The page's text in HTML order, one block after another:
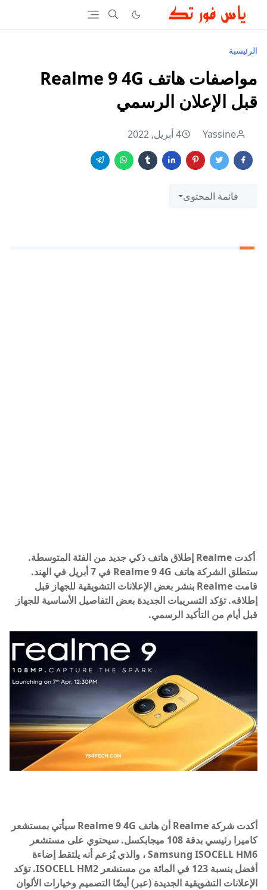
الرئيسية
مواصفات هاتف Realme 9 4G
قبل الإعلان الرسمي
Yassine 4 أبريل, 2022
قائمة المحتوى
أكدت Realme إطلاق هاتف ذكي جديد من الفئة المتوسطة.
ستطلق الشركة هاتف Realme 9 4G في 7 أبريل في الهند.
قامت Realme بنشر بعض الإعلانات التشويقية للجهاز قبل
إطلاقه. تؤكد التسريبات الجديدة بعض التفاصيل الأساسية للجهاز
قبل أيام من التأكيد الرسمي.
أكدت شركة Realme أن هاتف Realme 9 4G سيأتي بمستشعر
كاميرا رئيسي بدقة 108 ميجابكسل. سيحتوي على مستشعر
Samsung ISOCELL HM6 ، والذي يُزعم أنه يلتقط إضاءة
أفضل بنسبة 123 في المائة من مستشعر ISOCELL HM2. تؤكد
الإعلانات التشويقية الجديدة (عبر) أيضًا التصميم وخيارات الألوان